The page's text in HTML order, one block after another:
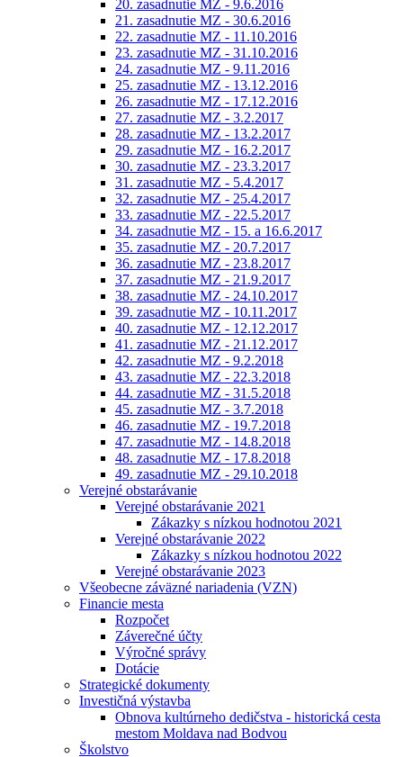
20. zasadnutie MZ - 9.6.2016
21. zasadnutie MZ - 30.6.2016
22. zasadnutie MZ - 11.10.2016
23. zasadnutie MZ - 31.10.2016
24. zasadnutie MZ - 9.11.2016
25. zasadnutie MZ - 13.12.2016
26. zasadnutie MZ - 17.12.2016
27. zasadnutie MZ - 3.2.2017
28. zasadnutie MZ - 13.2.2017
29. zasadnutie MZ - 16.2.2017
30. zasadnutie MZ - 23.3.2017
31. zasadnutie MZ - 5.4.2017
32. zasadnutie MZ - 25.4.2017
33. zasadnutie MZ - 22.5.2017
34. zasadnutie MZ - 15. a 16.6.2017
35. zasadnutie MZ - 20.7.2017
36. zasadnutie MZ - 23.8.2017
37. zasadnutie MZ - 21.9.2017
38. zasadnutie MZ - 24.10.2017
39. zasadnutie MZ - 10.11.2017
40. zasadnutie MZ - 12.12.2017
41. zasadnutie MZ - 21.12.2017
42. zasadnutie MZ - 9.2.2018
43. zasadnutie MZ - 22.3.2018
44. zasadnutie MZ - 31.5.2018
45. zasadnutie MZ - 3.7.2018
46. zasadnutie MZ - 19.7.2018
47. zasadnutie MZ - 14.8.2018
48. zasadnutie MZ - 17.8.2018
49. zasadnutie MZ - 29.10.2018
Verejné obstarávanie
Verejné obstarávanie 2021
Zákazky s nízkou hodnotou 2021
Verejné obstarávanie 2022
Zákazky s nízkou hodnotou 2022
Verejné obstarávanie 2023
Všeobecne záväzné nariadenia (VZN)
Financie mesta
Rozpočet
Záverečné účty
Výročné správy
Dotácie
Strategické dokumenty
Investičná výstavba
Obnova kultúrneho dedičstva - historická cesta
mestom Moldava nad Bodvou
Školstvo